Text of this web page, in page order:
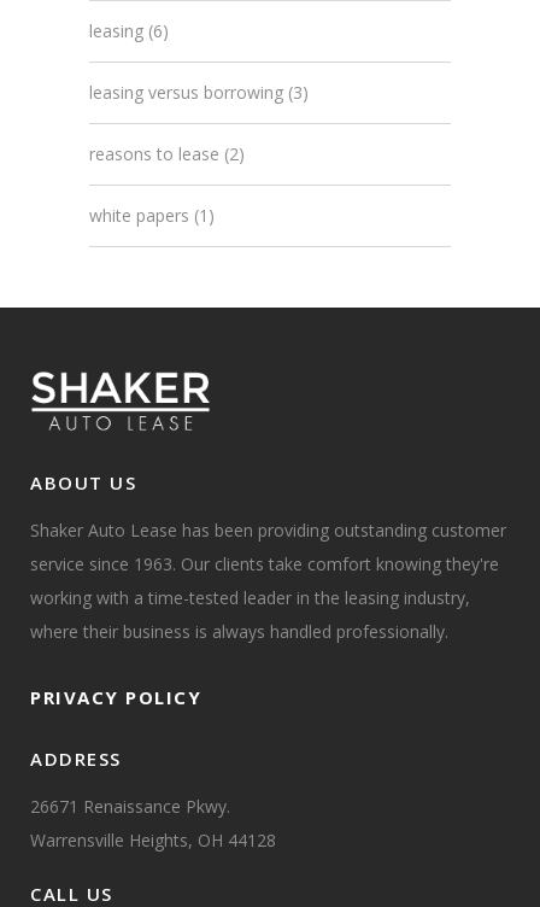
leasing (6)
leasing versus borrowing (3)
reasons to lease (2)
white papers (1)
ABOUT US
Shaker Auto Lease has been providing outstanding customer
service since 1963. Our clients take comfort knowing they're
working with a time-tested leader in the leasing industry,
where their business is always handled professionally.
PRIVACY POLICY
ADDRESS
26671 Renaissance Pkwy.
Warrensville Heights, OH 44128
CALL US